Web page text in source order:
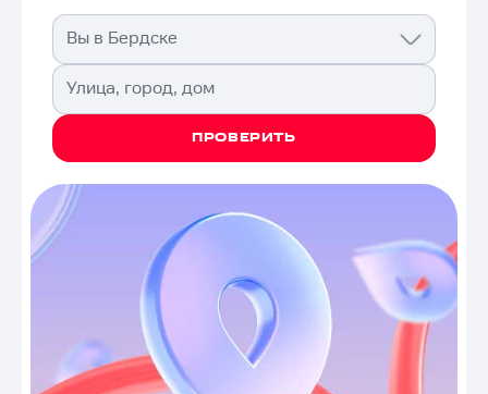
Вы в Бердске
Улица, город, дом
ПРОВЕРИТЬ